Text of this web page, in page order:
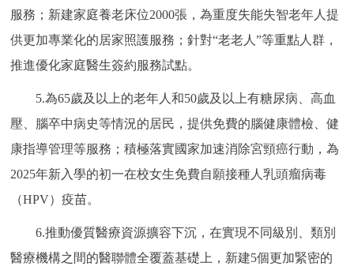
服務；新建家庭養老床位2000張，為重度失能失智老年人提
供更加專業化的居家照護服務；針對“老老人”等重點人群，
推進優化家庭醫生簽約服務試點。
5.為65歲及以上的老年人和50歲及以上有糖尿病、高血
壓、腦卒中病史等情況的居民，提供免費的腦健康體檢、健
康指導管理等服務；積極落實國家加速消除宮頸癌行動，為
2025年新入學的初一在校女生免費自願接種人乳頭瘤病毒
（HPV）疫苗。
6.推動優質醫療資源擴容下沉，在實現不同級別、類別
醫療機構之間的醫聯體全覆蓋基礎上，新建5個更加緊密的